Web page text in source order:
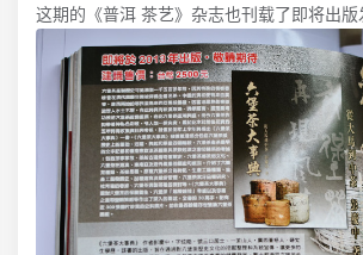
这期的《普洱 茶艺》杂志也刊载了即将出